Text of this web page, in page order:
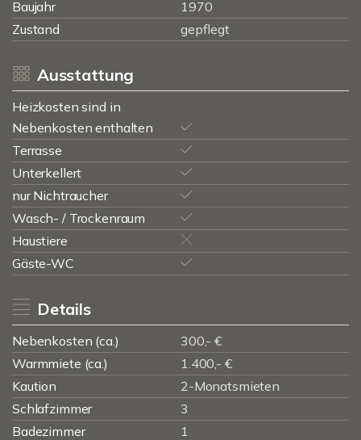
Baujahr
1970
Zustand
gepflegt
Ausstattung
Heizkosten sind in
Nebenkosten enthalten
Terrasse
Unterkellert
nur Nichtraucher
Wasch- / Trockenraum
Haustiere
Gäste-WC
Details
Nebenkosten (ca.)
300,- €
Warmmiete (ca.)
1.400,- €
Kaution
2-Monatsmieten
Schlafzimmer
3
Badezimmer
1